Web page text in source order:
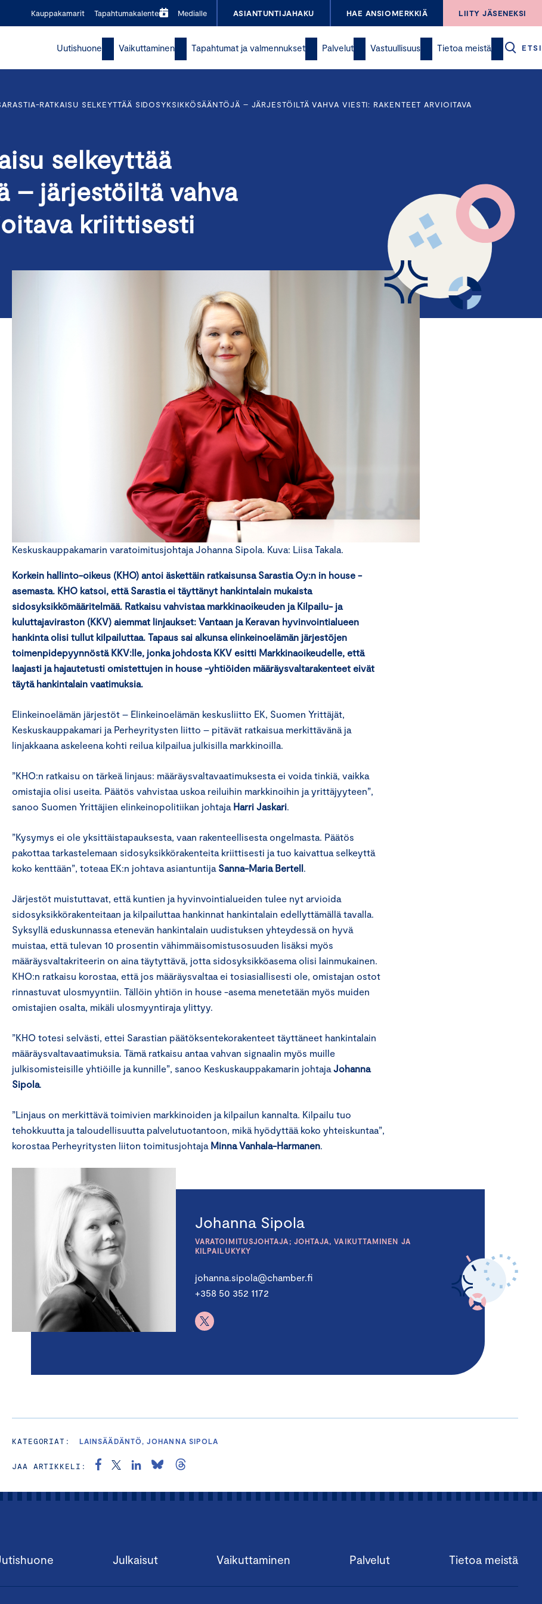
Kauppakamarit Tapahtumakalenteri Medialle ASIANTUNTIJAHAKU HAE ANSIOMERKKIÄ LIITY JÄSENEKSI
Uutishuone Vaikuttaminen Tapahtumat ja valmennukset Palvelut Vastuullisuus Tietoa meistä ETSI
RATKAISU SELKEYTTÄÄ SIDOSYKSIKKÖSÄÄNTÖJÄ – JÄRJESTÖILTÄ VAHVA VIESTI: RAKENTEET ARVIOITAVA
selkeyttää
– järjestöiltä vahva
kriittisesti
Keskuskauppakamarin varatoimitusjohtaja Johanna Sipola. Kuva: Liisa Takala.
Korkein hallinto-oikeus (KHO) antoi äskettäin ratkaisunsa Sarastia Oy:n in house -
asemasta. KHO katsoi, että Sarastia ei täyttänyt hankintalain mukaista
sidosyksikkömääritelmää. Ratkaisu vahvistaa markkinaoikeuden ja Kilpailu- ja
kuluttajaviraston (KKV) aiemmat linjaukset: Vantaan ja Keravan hyvinvointialueen
hankinta olisi tullut kilpailuttaa. Tapaus sai alkunsa elinkeinoelämän järjestöjen
toimenpidepyynnöstä KKV:lle, jonka johdosta KKV esitti Markkinaoikeudelle, että
laajasti ja hajautetusti omistettujen in house -yhtiöiden määräysvaltarakenteet eivät
täytä hankintalain vaatimuksia.
Elinkeinoelämän järjestöt – Elinkeinoelämän keskusliitto EK, Suomen Yrittäjät,
Keskuskauppakamari ja Perheyritysten liitto – pitävät ratkaisua merkittävänä ja
linjakkaana askeleena kohti reilua kilpailua julkisilla markkinoilla.
”KHO:n ratkaisu on tärkeä linjaus: määräysvaltavaatimuksesta ei voida tinkiä, vaikka
omistajia olisi useita. Päätös vahvistaa uskoa reiluihin markkinoihin ja yrittäjyyteen”,
sanoo Suomen Yrittäjien elinkeinopolitiikan johtaja Harri Jaskari.
”Kysymys ei ole yksittäistapauksesta, vaan rakenteellisesta ongelmasta. Päätös
pakottaa tarkastelemaan sidosyksikkörakenteita kriittisesti ja tuo kaivattua selkeyttä
koko kenttään”, toteaa EK:n johtava asiantuntija Sanna-Maria Bertell.
Järjestöt muistuttavat, että kuntien ja hyvinvointialueiden tulee nyt arvioida
sidosyksikkörakenteitaan ja kilpailuttaa hankinnat hankintalain edellyttämällä tavalla.
Syksyllä eduskunnassa etenevän hankintalain uudistuksen yhteydessä on hyvä
muistaa, että tulevan 10 prosentin vähimmäisomistusosuuden lisäksi myös
määräysvaltakriteerin on aina täytyttävä, jotta sidosyksikköasema olisi lainmukainen.
KHO:n ratkaisu korostaa, että jos määräysvaltaa ei tosiasiallisesti ole, omistajan ostot
rinnastuvat ulosmyyntiin. Tällöin yhtiön in house -asema menetetään myös muiden
omistajien osalta, mikäli ulosmyyntiraja ylittyy.
”KHO totesi selvästi, ettei Sarastian päätöksentekorakenteet täyttäneet hankintalain
määräysvaltavaatimuksia. Tämä ratkaisu antaa vahvan signaalin myös muille
julkisomisteisille yhtiöille ja kunnille”, sanoo Keskuskauppakamarin johtaja Johanna
Sipola.
”Linjaus on merkittävä toimivien markkinoiden ja kilpailun kannalta. Kilpailu tuo
tehokkuutta ja taloudellisuutta palvelutuotantoon, mikä hyödyttää koko yhteiskuntaa”,
korostaa Perheyritysten liiton toimitusjohtaja Minna Vanhala-Harmanen.
Johanna Sipola
VARATOIMITUSJOHTAJA; JOHTAJA, VAIKUTTAMINEN JA
KILPAILUKYKY
johanna.sipola@chamber.fi
+358 50 352 1172
KATEGORIAT: LAINSÄÄDÄNTÖ, JOHANNA SIPOLA
JAA ARTIKKELI:
Julkaisut Vaikuttaminen Palvelut Tietoa meistä